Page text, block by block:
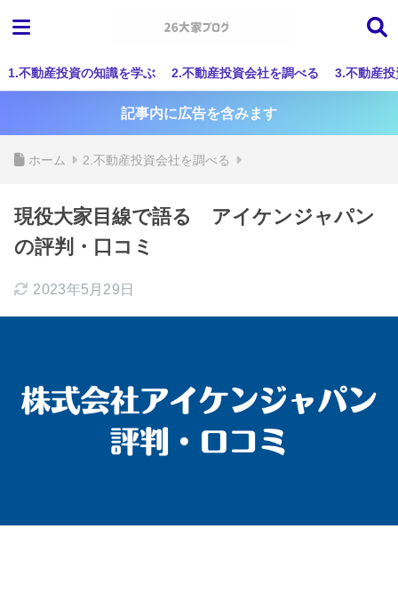
1.不動産投資の知識を学ぶ 2.不動産投資会社を調べる 3.不動産
記事内に広告を含みます
ホーム 2.不動産投資会社を調べる
現役大家目線で語る アイケンジャパン
の評判・口コミ
2023年5月29日